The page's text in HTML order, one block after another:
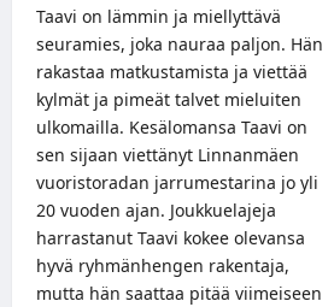
Taavi on lämmin ja miellyttävä
seuramies, joka nauraa paljon. Hän
rakastaa matkustamista ja viettää
kylmät ja pimeät talvet mieluiten
ulkomailla. Kesälomansa Taavi on
sen sijaan viettänyt Linnanmäen
vuoristoradan jarrumestarina jo yli
20 vuoden ajan. Joukkuelajeja
harrastanut Taavi kokee olevansa
hyvä ryhmänhengen rakentaja,
mutta hän saattaa pitää viimeiseen